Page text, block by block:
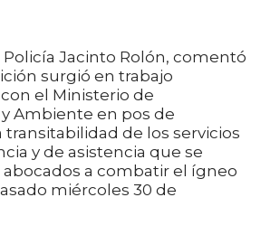
Policía Jacinto Rolón, comentó
surgió en trabajo
el Ministerio de
Ambiente en pos de
transitabilidad de los servicios
y de asistencia que se
a combatir el ígneo
miércoles 30 de